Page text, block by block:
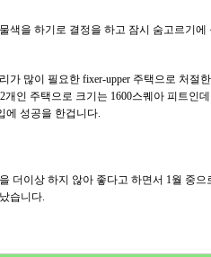
색을 하기로 결정을 하고 잠시 숨고르기에
많이 필요한 fixer-upper 주택으로 처절
인 주택으로 크기는 1600스퀘아 피트인
에 성공을 한겁니다.
더이상 하지 않아 좋다고 하면서 1월 중으
습니다.